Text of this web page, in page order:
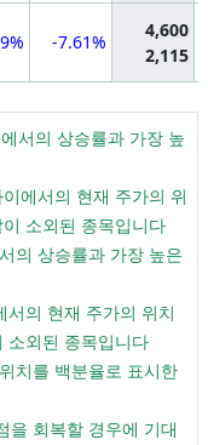
-7.61%
4,600
2,115
서의 상승률과 가장 높
에서의 현재 주가의 위
소외된 종목입니다
의 상승률과 가장 높은
의 현재 주가의 위치
소외된 종목입니다
치를 백분율로 표시한
을 회복할 경우에 기대